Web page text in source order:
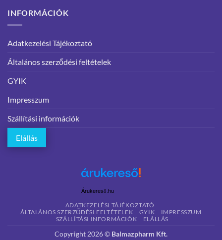
INFORMÁCIÓK
Adatkezelési Tájékoztató
Általános szerződési feltételek
GYIK
Impresszum
Szállítási információk
Elállás
Árukereső.hu
ADATKEZELÉSI TÁJÉKOZTATÓ
ÁLTALÁNOS SZERZŐDÉSI FELTÉTELEK
GYIK
IMPRESSZUM
SZÁLLÍTÁSI INFORMÁCIÓK
ELÁLLÁS
Copyright 2026 © Balmazpharm Kft.